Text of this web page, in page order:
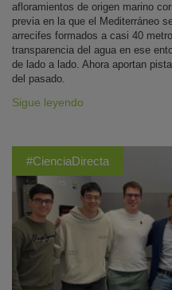
afloramientos de origen marino
previa en la que el Mediterráneo
arrecifes formados a casi 40
transparencia del agua en ese
de lado a lado. Ahora aportan
del pasado.
Sigue leyendo
#CienciaDirecta